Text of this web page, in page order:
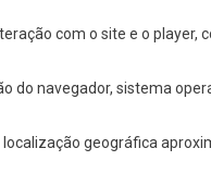
com o site e o player,
do navegador, sistema
geográfica